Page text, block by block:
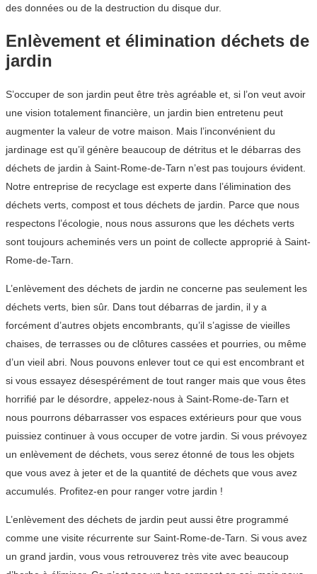
des données ou de la destruction du disque dur.
Enlèvement et élimination déchets de
jardin
S’occuper de son jardin peut être très agréable et, si l’on veut avoir
une vision totalement financière, un jardin bien entretenu peut
augmenter la valeur de votre maison. Mais l’inconvénient du
jardinage est qu’il génère beaucoup de détritus et le débarras des
déchets de jardin à Saint-Rome-de-Tarn n’est pas toujours évident.
Notre entreprise de recyclage est experte dans l’élimination des
déchets verts, compost et tous déchets de jardin. Parce que nous
respectons l’écologie, nous nous assurons que les déchets verts
sont toujours acheminés vers un point de collecte approprié à Saint-
Rome-de-Tarn.
L’enlèvement des déchets de jardin ne concerne pas seulement les
déchets verts, bien sûr. Dans tout débarras de jardin, il y a
forcément d’autres objets encombrants, qu’il s’agisse de vieilles
chaises, de terrasses ou de clôtures cassées et pourries, ou même
d’un vieil abri. Nous pouvons enlever tout ce qui est encombrant et
si vous essayez désespérément de tout ranger mais que vous êtes
horrifié par le désordre, appelez-nous à Saint-Rome-de-Tarn et
nous pourrons débarrasser vos espaces extérieurs pour que vous
puissiez continuer à vous occuper de votre jardin. Si vous prévoyez
un enlèvement de déchets, vous serez étonné de tous les objets
que vous avez à jeter et de la quantité de déchets que vous avez
accumulés. Profitez-en pour ranger votre jardin !
L’enlèvement des déchets de jardin peut aussi être programmé
comme une visite récurrente sur Saint-Rome-de-Tarn. Si vous avez
un grand jardin, vous vous retrouverez très vite avec beaucoup